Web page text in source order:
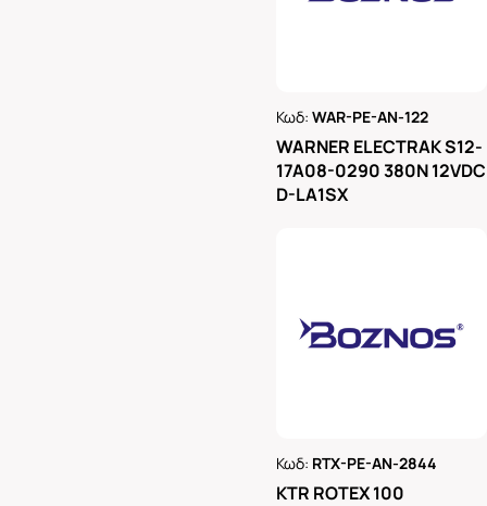
Κωδ:WAR-PE-AN-122
WARNER ELECTRAK S12-
17A08-0290 380N 12VDC
D-LA1SX
Κωδ: RTX-PE-AN-2844
KTR ROTEX 100